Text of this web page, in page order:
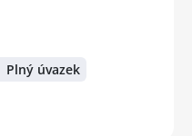
Plný úvazek